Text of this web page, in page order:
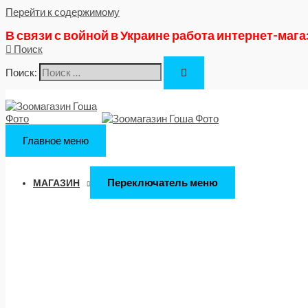
Перейти к содержимому
В связи с войной в Украине работа интернет-
Поиск
Поиск:
Главное меню
МАГАЗИН Переключатель меню